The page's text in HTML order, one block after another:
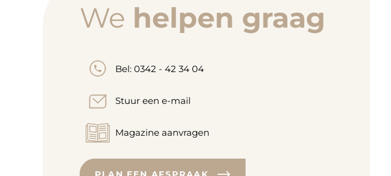
We helpen graag
Bel: 0342 - 42 34 04
Stuur een e-mail
Magazine aanvragen